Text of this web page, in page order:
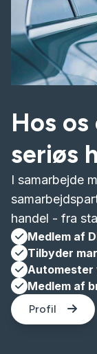
Hos
seriøs
I samarbejde
handel - fra
Medlem af
Tilbyder
Medlem af
Profil